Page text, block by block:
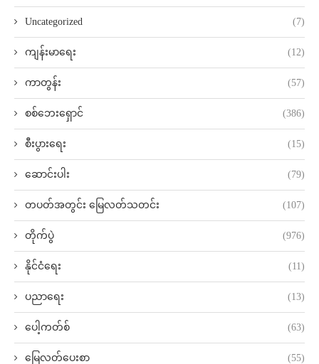
Uncategorized (7)
ကျန်းမာရေး (12)
ကာတွန်း (57)
စစ်ဘေးရှောင် (386)
စီးပွားရေး (15)
ဆောင်းပါး (79)
တပတ်အတွင်း မြေလတ်သတင်း (107)
တိုက်ပွဲ (976)
နိုင်ငံရေး (11)
ပညာရေး (13)
ပေါ့ကတ်စ် (63)
မြေလတ်ပေးစာ (55)